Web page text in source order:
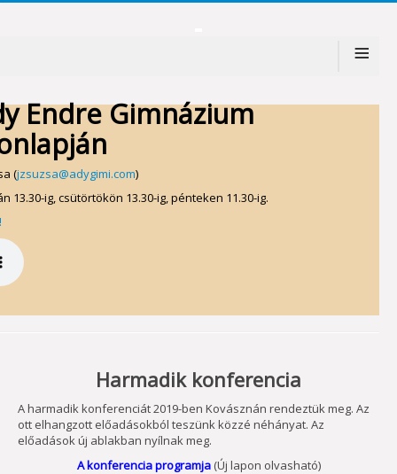
≡
Endre Gimnázium
(jzsuzsa@adygimi.com)
ig, csütörtökön 13.30-ig, pénteken 11.30-ig.
Harmadik konferencia
A harmadik konferenciát 2019-ben Kovásznán rendeztük meg. Az
ott elhangzott előadásokból teszünk közzé néhányat. Az
előadások új ablakban nyílnak meg.
A konferencia programja (Új lapon olvasható)